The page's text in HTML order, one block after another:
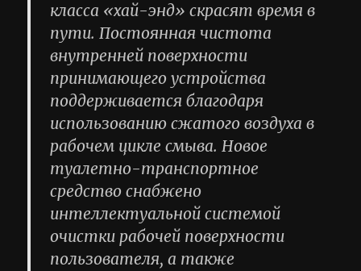
класса «хай-энд» скрасят время в
пути. Постоянная чистота
внутренней поверхности
принимающего устройства
поддерживается благодаря
использованию сжатого воздуха в
рабочем цикле смыва. Новое
туалетно-транспортное
средство снабжено
интеллектуальной системой
очистки рабочей поверхности
пользователя, а также